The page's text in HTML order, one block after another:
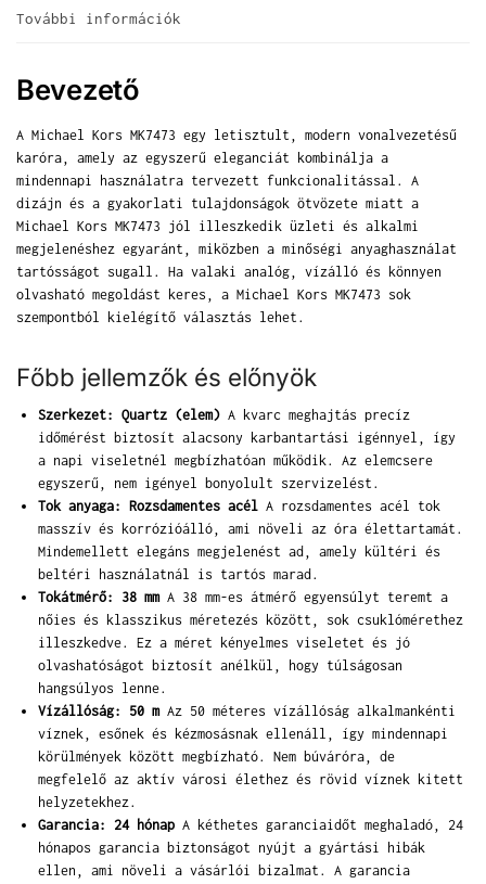
További információk
Bevezető
A Michael Kors MK7473 egy letisztult, modern vonalvezetésű
karóra, amely az egyszerű eleganciát kombinálja a
mindennapi használatra tervezett funkcionalitással. A
dizájn és a gyakorlati tulajdonságok ötvözete miatt a
Michael Kors MK7473 jól illeszkedik üzleti és alkalmi
megjelenéshez egyaránt, miközben a minőségi anyaghasználat
tartósságot sugall. Ha valaki analóg, vízálló és könnyen
olvasható megoldást keres, a Michael Kors MK7473 sok
szempontból kielégítő választás lehet.
Főbb jellemzők és előnyök
Szerkezet: Quartz (elem) A kvarc meghajtás precíz
időmérést biztosít alacsony karbantartási igénnyel, így
a napi viseletnél megbízhatóan működik. Az elemcsere
egyszerű, nem igényel bonyolult szervizelést.
Tok anyaga: Rozsdamentes acél A rozsdamentes acél tok
masszív és korrózióálló, ami növeli az óra élettartamát.
Mindemellett elegáns megjelenést ad, amely kültéri és
beltéri használatnál is tartós marad.
Tokátmérő: 38 mmA 38 mm-es átmérő egyensúlyt teremt a
nőies és klasszikus méretezés között, sok csuklómérethez
illeszkedve. Ez a méret kényelmes viseletet és jó
olvashatóságot biztosít anélkül, hogy túlságosan
hangsúlyos lenne.
Vízállóság: 50 mAz 50 méteres vízállóság alkalmankénti
víznek, esőnek és kézmosásnak ellenáll, így mindennapi
körülmények között megbízható. Nem búváróra, de
megfelelő az aktív városi élethez és rövid víznek kitett
helyzetekhez.
Garancia: 24 hónap A kéthetes garanciaidőt meghaladó, 24
hónapos garancia biztonságot nyújt a gyártási hibák
ellen, ami növeli a vásárlói bizalmat. A garancia